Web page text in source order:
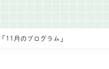
11月のプログラム」